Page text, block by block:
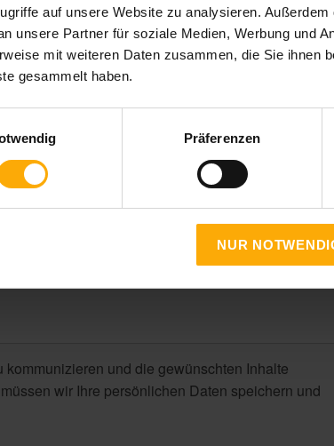
auf unsere Website zu analysieren.
unsere Partner für soziale Medien, Werbung und
mit weiteren Daten zusammen, die Sie ihnen
gesammelt haben.
Präferenzen
NUR
kommunizieren und die gewünschten Inhalte
wir Ihre persönlichen Daten speichern und